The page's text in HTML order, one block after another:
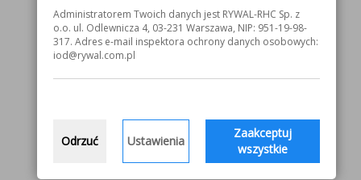
Urządzenie dostarczane jest z przewodem
masowym, wężykiem gazowym i instrukcją obsługi,
standardowymi rolkami na drut stalowy 0,8 - 1,0 mm.
Uchwyt spawalniczy M22 4 m MOST - 55 08
305091
Uchwyt spawalniczy M22 5 m MOST - 55 08
Administratorem Twoich danych jest RYWAL-RHC Sp. z
o.o. ul. Odlewnicza 4, 03-231 Warszawa, NIP: 951-19-98-
317. Adres e-mail inspektora ochrony danych osobowych:
iod@rywal.com.pl
Odrzuć Ustawienia
Zaakceptuj
wszystkie